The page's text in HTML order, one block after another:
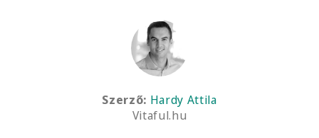
Szerző: Hardy Attila
Vitaful.hu